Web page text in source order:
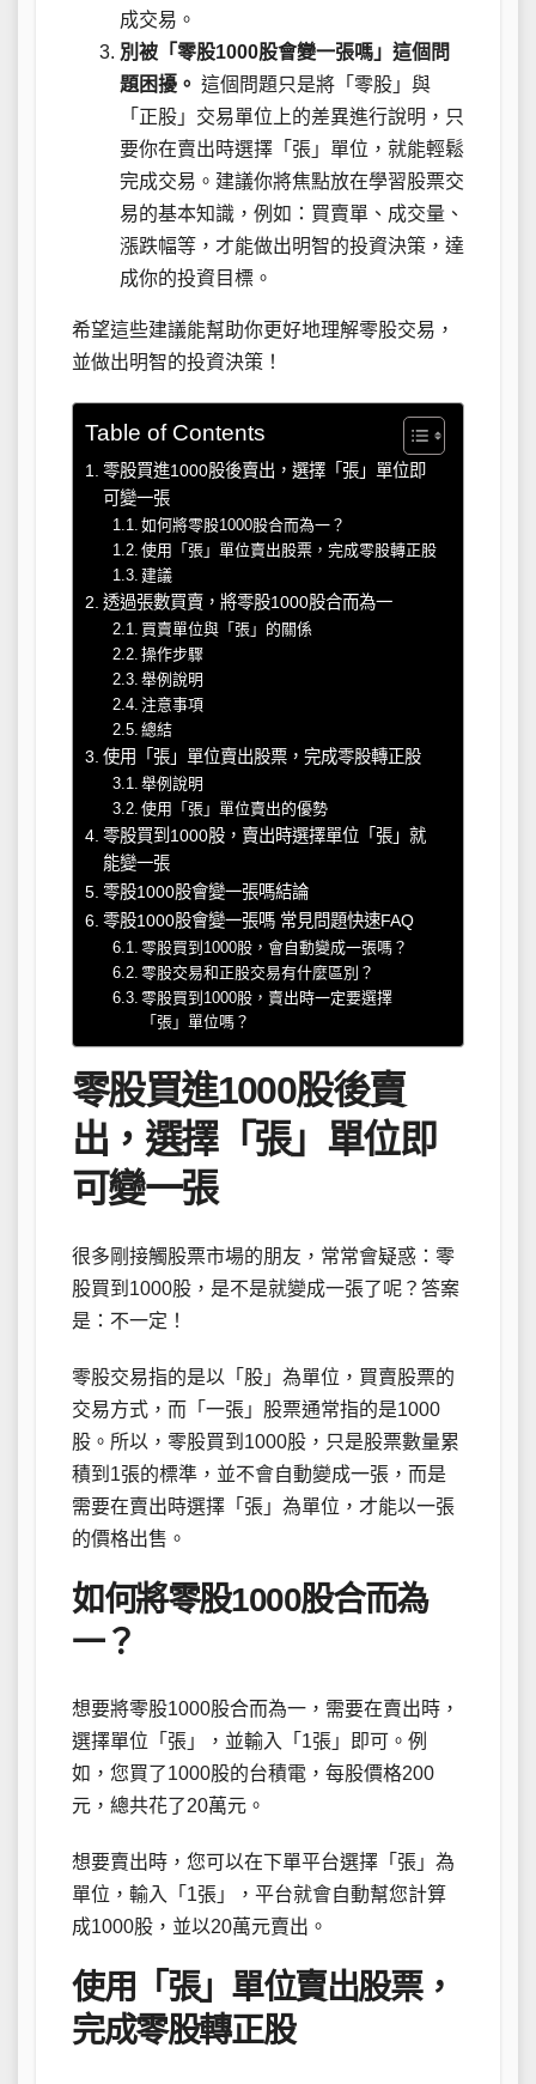
成交易。
別被「零股1000股會變一張嗎」這個問
題困擾。 這個問題只是將「零股」與
「正股」交易單位上的差異進行說明，只
要你在賣出時選擇「張」單位，就能輕鬆
完成交易。建議你將焦點放在學習股票交
易的基本知識，例如：買賣單、成交量、
漲跌幅等，才能做出明智的投資決策，達
成你的投資目標。
希望這些建議能幫助你更好地理解零股交易，
並做出明智的投資決策！
Table of Contents
零股買進1000股後賣出，選擇「張」單位即
可變一張
如何將零股1000股合而為一？
使用「張」單位賣出股票，完成零股轉正股
建議
透過張數買賣，將零股1000股合而為一
買賣單位與「張」的關係
操作步驟
舉例說明
注意事項
總結
使用「張」單位賣出股票，完成零股轉正股
舉例說明
使用「張」單位賣出的優勢
零股買到1000股，賣出時選擇單位「張」就
能變一張
零股1000股會變一張嗎結論
零股1000股會變一張嗎 常見問題快速FAQ
零股買到1000股，會自動變成一張嗎？
零股交易和正股交易有什麼區別？
零股買到1000股，賣出時一定要選擇
「張」單位嗎？
零股買進1000股後賣
出，選擇「張」單位即
可變一張
很多剛接觸股票市場的朋友，常常會疑惑：零
股買到1000股，是不是就變成一張了呢？答案
是：不一定！
零股交易指的是以「股」為單位，買賣股票的
交易方式，而「一張」股票通常指的是1000
股。所以，零股買到1000股，只是股票數量累
積到1張的標準，並不會自動變成一張，而是
需要在賣出時選擇「張」為單位，才能以一張
的價格出售。
如何將零股1000股合而為
一？
想要將零股1000股合而為一，需要在賣出時，
選擇單位「張」，並輸入「1張」即可。例
如，您買了1000股的台積電，每股價格200
元，總共花了20萬元。
想要賣出時，您可以在下單平台選擇「張」為
單位，輸入「1張」，平台就會自動幫您計算
成1000股，並以20萬元賣出。
使用「張」單位賣出股票，
完成零股轉正股